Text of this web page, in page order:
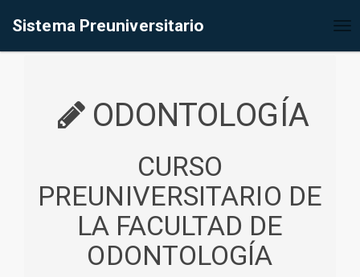
Sistema Preuniversitario
ODONTOLOGÍA
CURSO
PREUNIVERSITARIO DE
LA FACULTAD DE
ODONTOLOGÍA